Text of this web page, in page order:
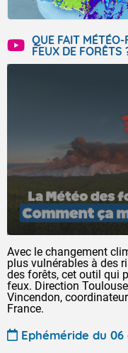
QUE FAIT
FEUX DE FORÊTS
Avec le changement
plus vulnérables à des
des forêts, cet outil qui
feux. Direction
Vincendon,
France.
Ephéméride du